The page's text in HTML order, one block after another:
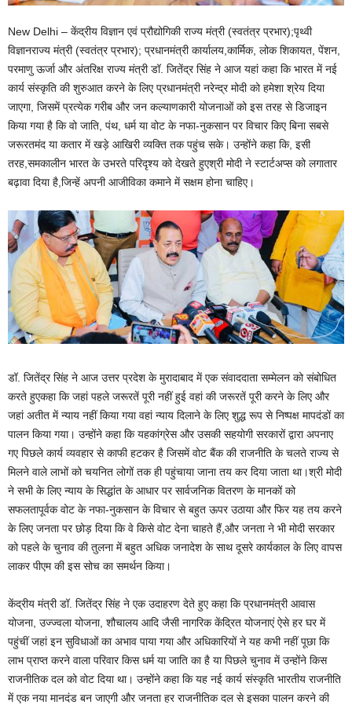
New Delhi – केंद्रीय विज्ञान एवं प्रौद्योगिकी राज्य मंत्री (स्वतंत्र प्रभार);पृथ्वी
विज्ञानराज्य मंत्री (स्वतंत्र प्रभार); प्रधानमंत्री कार्यालय,कार्मिक, लोक शिकायत, पेंशन,
परमाणु ऊर्जा और अंतरिक्ष राज्य मंत्री डॉ. जितेंद्र सिंह ने आज यहां कहा कि भारत में नई
कार्य संस्कृति की शुरुआत करने के लिए प्रधानमंत्री नरेन्द्र मोदी को हमेशा श्रेय दिया
जाएगा, जिसमें प्रत्येक गरीब और जन कल्याणकारी योजनाओं को इस तरह से डिजाइन
किया गया है कि वो जाति, पंथ, धर्म या वोट के नफा-नुकसान पर विचार किए बिना सबसे
जरूरतमंद या कतार में खड़े आखिरी व्यक्ति तक पहुंच सके। उन्होंने कहा कि, इसी
तरह,समकालीन भारत के उभरते परिदृश्य को देखते हुएश्री मोदी ने स्टार्टअप्स को लगातार
बढ़ावा दिया है,जिन्हें अपनी आजीविका कमाने में सक्षम होना चाहिए।
डॉ. जितेंद्र सिंह ने आज उत्तर प्रदेश के मुरादाबाद में एक संवाददाता सम्मेलन को संबोधित
करते हुएकहा कि जहां पहले जरूरतें पूरी नहीं हुई वहां की जरूरतें पूरी करने के लिए और
जहां अतीत में न्याय नहीं किया गया वहां न्याय दिलाने के लिए शुद्ध रूप से निष्पक्ष मापदंडों का
पालन किया गया। उन्होंने कहा कि यहकांग्रेस और उसकी सहयोगी सरकारों द्वारा अपनाए
गए पिछले कार्य व्यवहार से काफी हटकर है जिसमें वोट बैंक की राजनीति के चलते राज्य से
मिलने वाले लाभों को चयनित लोगों तक ही पहुंचाया जाना तय कर दिया जाता था।श्री मोदी
ने सभी के लिए न्याय के सिद्धांत के आधार पर सार्वजनिक वितरण के मानकों को
सफलतापूर्वक वोट के नफा-नुकसान के विचार से बहुत ऊपर उठाया और फिर यह तय करने
के लिए जनता पर छोड़ दिया कि वे किसे वोट देना चाहते हैं,और जनता ने भी मोदी सरकार
को पहले के चुनाव की तुलना में बहुत अधिक जनादेश के साथ दूसरे कार्यकाल के लिए वापस
लाकर पीएम की इस सोच का समर्थन किया।
केंद्रीय मंत्री डॉ. जितेंद्र सिंह ने एक उदाहरण देते हुए कहा कि प्रधानमंत्री आवास
योजना, उज्ज्वला योजना, शौचालय आदि जैसी नागरिक केंद्रित योजनाएं ऐसे हर घर में
पहुंचीं जहां इन सुविधाओं का अभाव पाया गया और अधिकारियों ने यह कभी नहीं पूछा कि
लाभ प्राप्त करने वाला परिवार किस धर्म या जाति का है या पिछले चुनाव में उन्होंने किस
राजनीतिक दल को वोट दिया था। उन्होंने कहा कि यह नई कार्य संस्कृति भारतीय राजनीति
में एक नया मानदंड बन जाएगी और जनता हर राजनीतिक दल से इसका पालन करने की